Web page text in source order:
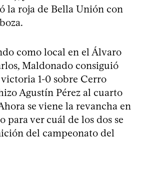
la roja de Bella Unión con
como local en el Álvaro
Maldonado consiguió
1-0 sobre Cerro
Agustín Pérez al cuarto
se viene la revancha en
para ver cuál de los dos se
del campeonato del